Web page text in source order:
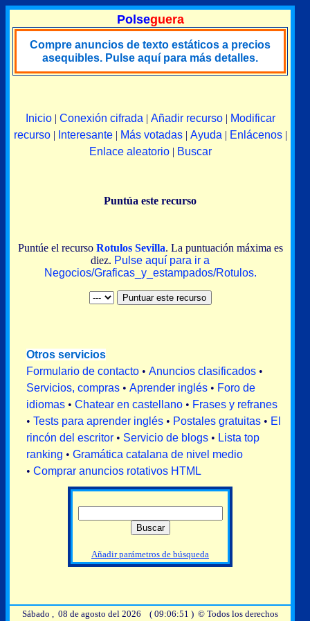
Polseguera
Compre anuncios de texto estáticos a precios
asequibles. Pulse aquí para más detalles.
Inicio| Conexión cifrada | Añadir recurso| Modificar
recurso| Interesante| Más votadas| Ayuda | Enlácenos|
Enlace aleatorio| Buscar
Puntúa este recurso
Puntúe el recurso Rotulos Sevilla. La puntuación máxima es
diez. Pulse aquí para ir a
Negocios/Graficas_y_estampados/Rotulos.
Otros servicios
Formulario de contacto • Anuncios clasificados •
Servicios, compras • Aprender inglés • Foro de
idiomas • Chatear en castellano • Frases y refranes
• Tests para aprender inglés • Postales gratuitas • El
rincón del escritor • Servicio de blogs • Lista top
ranking • Gramática catalana de nivel medio
• Comprar anuncios rotativos HTML
Añadir parámetros de búsqueda
Sábado , 08 de agosto del 2026 ( 09:06:51 ) © Todos los derechos